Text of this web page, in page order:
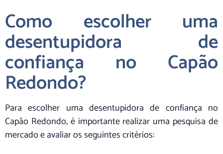
Como escolher uma
desentupidora de
confiança no Capão
Redondo?
Para escolher uma desentupidora de confiança no
Capão Redondo, é importante realizar uma pesquisa de
mercado e avaliar os seguintes critérios: